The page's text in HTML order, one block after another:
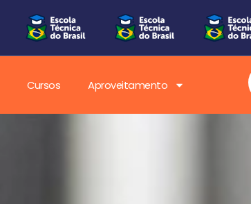
Cursos Aproveitamento